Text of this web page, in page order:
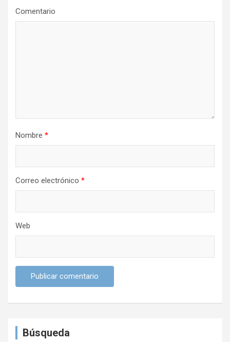
Comentario
Nombre *
Correo electrónico *
Web
Búsqueda